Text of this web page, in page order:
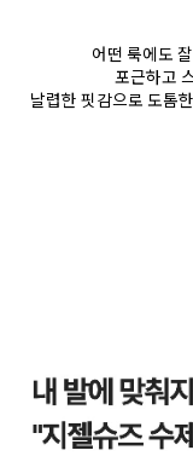
어떤 룩에도
포근하고
날렵한 핏감으로 도톰